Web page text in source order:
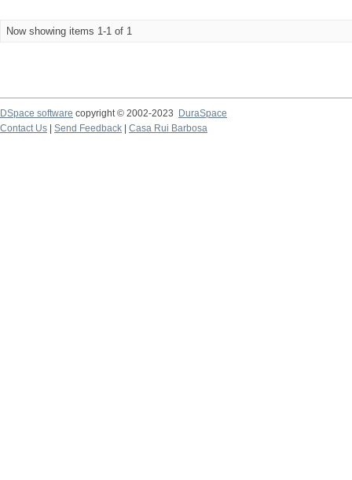
Now showing items 1-1 of 1
DSpace software copyright © 2002-2023
DuraSpace
Contact Us
Send Feedback Casa Rui Barbosa